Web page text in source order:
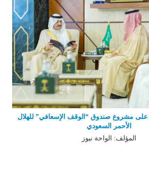
على مشروع صندوق “الوقف الإسعافي” للهلال
الأحمر السعودي
المؤلف: الواحة نيوز